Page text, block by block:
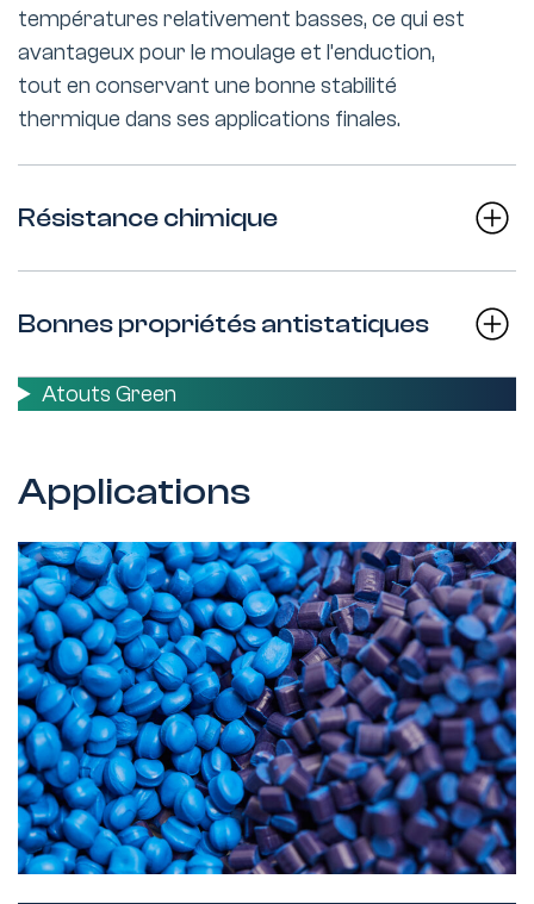
températures relativement basses, ce qui est
avantageux pour le moulage et l’enduction,
tout en conservant une bonne stabilité
thermique dans ses applications finales.
Résistance chimique
Bonnes propriétés antistatiques
Atouts Green
Applications